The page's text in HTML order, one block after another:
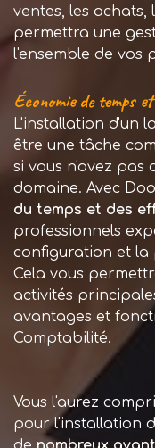
ventes, les achats,
permettra une
l'ensemble de vos
Économie de temps
L'installation d'un
être une tâche
si vous n'avez pas
domaine. Avec
du temps et des
professionnels
configuration et la
Cela vous
activités
avantages et
Comptabilité.
Vous l'aurez
pour l'installation